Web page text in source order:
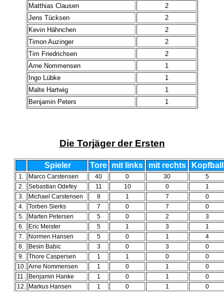
Matthias Clausen
2
Jens Tücksen
2
Kevin Hähnchen
2
Timon Auzinger
2
Tim Friedrichsen
2
Arne Nommensen
1
Ingo Lübke
1
Malte Hartwig
1
Benjamin Peters
1
Die Torjäger der Ersten
Spieler Tore mit links mit rechts Kopfball
1. Marco Carstensen 40 0 30
5
2.
Sebastian Odefey 11 10 0
1
3.
Michael Carstensen 8 1 7
0
4.
Torben Sierks 7 0 7
0
5.
Marten Petersen 5 0 2
3
6.
Eric Meister 5 1 3
1
7.
Normen Hansen 5 0 1
4
8.
Besin Babic 3 0 3
0
9.
Thore Caspersen 1 1 0
0
10. Arne Nommensen 1 0 1
0
11.
Benjamin Hanke 1 0 1
0
12.
Markus Hansen 1 0 1
0